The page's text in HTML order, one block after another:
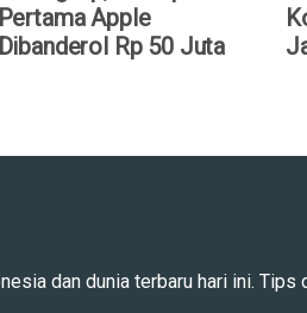
Pertama Apple
Dibanderol Rp 50 Juta
dan dunia terbaru hari ini.